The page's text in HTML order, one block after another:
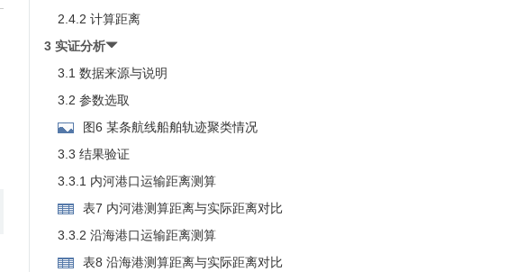
2.4.2 计算距离
3 实证分析
3.1 数据来源与说明
3.2 参数选取
图6 某条航线船舶轨迹聚类情况
3.3 结果验证
3.3.1 内河港口运输距离测算
表7 内河港测算距离与实际距离对比
3.3.2 沿海港口运输距离测算
表8 沿海港测算距离与实际距离对比